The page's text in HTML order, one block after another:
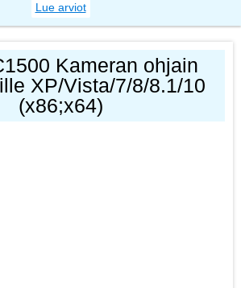
Lue arviot
Kameran ohjain
XP/Vista/7/8/8.1/10
(x86;x64)